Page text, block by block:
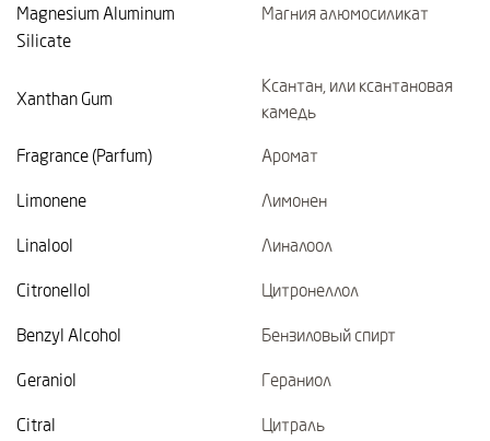
Magnesium Aluminum
Silicate
Магния алюмосиликат
Xanthan Gum
Ксантан, или ксантановая
камедь
Fragrance (Parfum)
Аромат
Limonene Лимонен
Linalool Линалоол
Citronellol Цитронеллол
Benzyl Alcohol Бензиловый спирт
Geraniol Гераниол
Citral Цитраль